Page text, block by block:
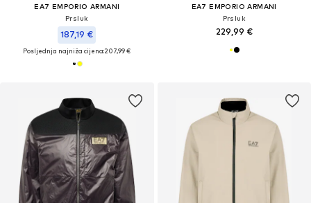
EA7 EMPORIO ARMANI
Prsluk
187,19 €
Posljednja najniža cijena:207,99 €
EA7 EMPORIO ARMANI
Prsluk
229,99 €